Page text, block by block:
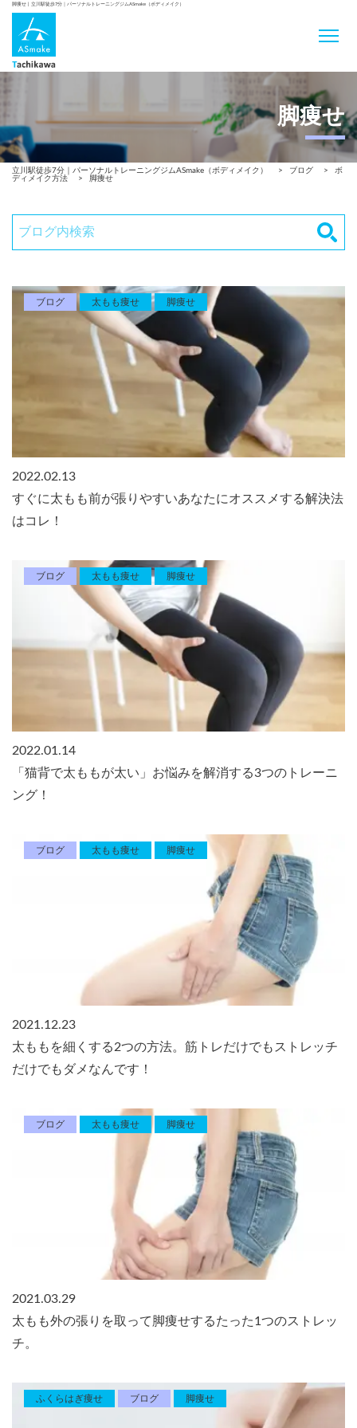
脚痩せ | 立川駅徒歩7分｜パーソナルトレーニングジムASmake（ボディメイク）
脚痩せ
立川駅徒歩7分｜パーソナルトレーニングジムASmake（ボディメイク） > ブログ >
ボ
ディメイク方法
> 脚痩せ
ブログ 太もも痩せ 脚痩せ
2022.02.13
すぐに太もも前が張りやすいあなたにオススメする解決法
はコレ！
ブログ 太もも痩せ 脚痩せ
2022.01.14
「猫背で太ももが太い」お悩みを解消する3つのトレーニ
ング！
ブログ 太もも痩せ 脚痩せ
2021.12.23
太ももを細くする2つの方法。筋トレだけでもストレッチ
だけでもダメなんです！
ブログ 太もも痩せ 脚痩せ
2021.03.29
太もも外の張りを取って脚痩せするたった1つのストレッ
チ。
ふくらはぎ痩せ ブログ 脚痩せ